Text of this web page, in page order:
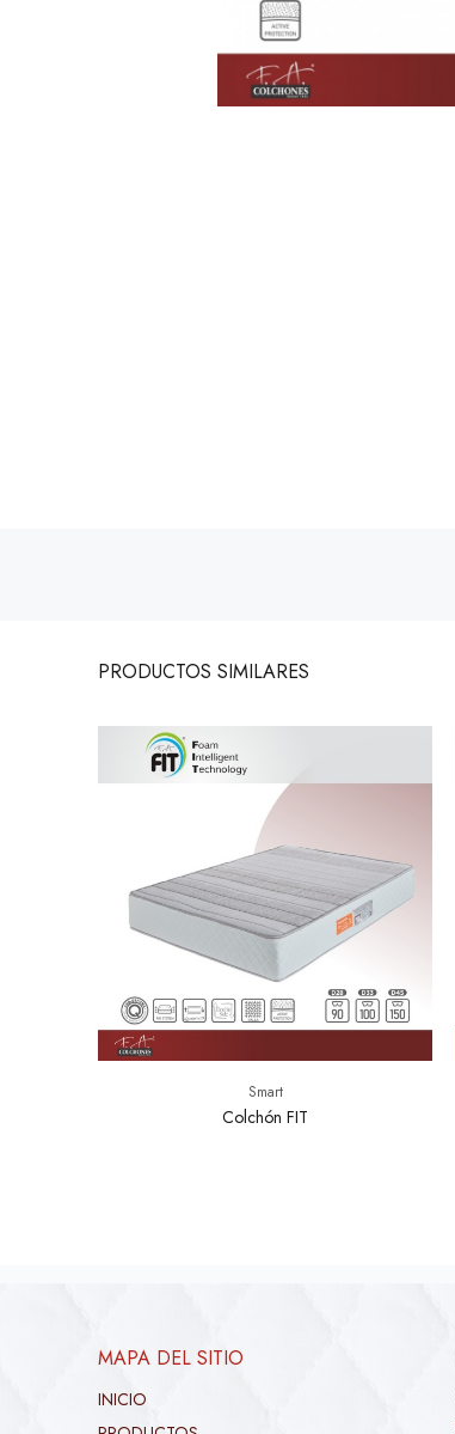
PRODUCTOS SIMILARES
Smart
Colchón FIT
MAPA DEL SITIO
INICIO